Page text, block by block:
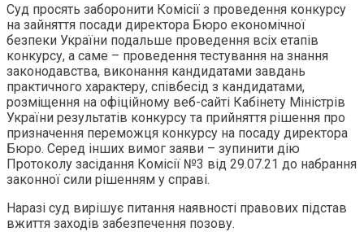
Суд просять заборонити Комісії з проведення конкурсу
на зайняття посади директора Бюро економічної
безпеки України подальше проведення всіх етапів
конкурсу, а саме – проведення тестування на знання
законодавства, виконання кандидатами завдань
практичного характеру, співбесід з кандидатами,
розміщення на офіційному веб-сайті Кабінету Міністрів
України результатів конкурсу та прийняття рішення про
призначення переможця конкурсу на посаду директора
Бюро. Серед інших вимог заяви – зупинити дію
Протоколу засідання Комісії №3 від 29.07.21 до набрання
законної сили рішенням у справі.
Наразі суд вирішує питання наявності правових підстав
вжиття заходів забезпечення позову.